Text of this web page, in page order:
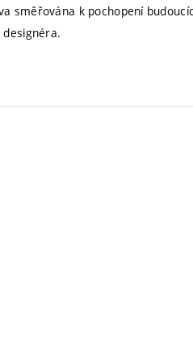
směřována k pochopení